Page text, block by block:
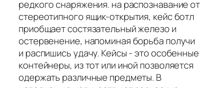
редкого снаряжения. на распознавание от
стереотипного ящик-открытия, кейс ботл
приобщает состязательный железо и
остервенение, напоминая борьба получи
и распишись удачу. Кейсы - это особенные
контейнеры, из тот или иной позволяется
одержать различные предметы. В